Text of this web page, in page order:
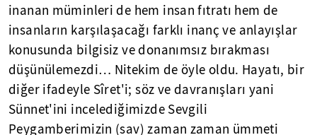
inanan müminleri de hem insan fıtratı hem de
insanların karşılaşacağı farklı inanç ve anlayışlar
konusunda bilgisiz ve donanımsız bırakması
düşünülemezdi… Nitekim de öyle oldu. Hayatı, bir
diğer ifadeyle Sîret'i; söz ve davranışları yani
Sünnet'ini incelediğimizde Sevgili
Peygamberimizin (sav) zaman zaman ümmeti